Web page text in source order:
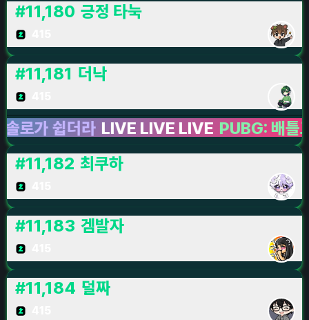
#11,180 긍정 타눅
#11,181 더낙
더라 LIVE LIVE LIVE PUBG: 배틀그라운드
#11,182 최쿠하
#11,183 겜발자
#11,184 덜짜